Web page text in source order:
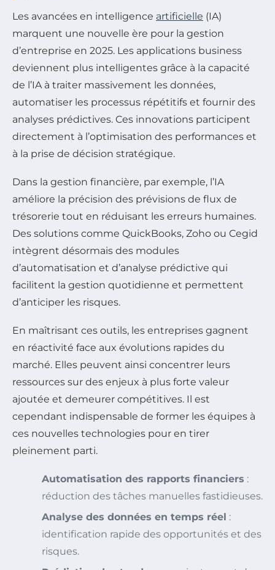
Les avancées en intelligence artificielle (IA)
marquent une nouvelle ère pour la gestion
d’entreprise en 2025. Les applications business
deviennent plus intelligentes grâce à la capacité
de l’IA à traiter massivement les données,
automatiser les processus répétitifs et fournir des
analyses prédictives. Ces innovations participent
directement à l’optimisation des performances et
à la prise de décision stratégique.
Dans la gestion financière, par exemple, l’IA
améliore la précision des prévisions de flux de
trésorerie tout en réduisant les erreurs humaines.
Des solutions comme QuickBooks, Zoho ou Cegid
intègrent désormais des modules
d’automatisation et d’analyse prédictive qui
facilitent la gestion quotidienne et permettent
d’anticiper les risques.
En maîtrisant ces outils, les entreprises gagnent
en réactivité face aux évolutions rapides du
marché. Elles peuvent ainsi concentrer leurs
ressources sur des enjeux à plus forte valeur
ajoutée et demeurer compétitives. Il est
cependant indispensable de former les équipes à
ces nouvelles technologies pour en tirer
pleinement parti.
Automatisation des rapports financiers :
réduction des tâches manuelles fastidieuses.
Analyse des données en temps réel :
identification rapide des opportunités et des
risques.